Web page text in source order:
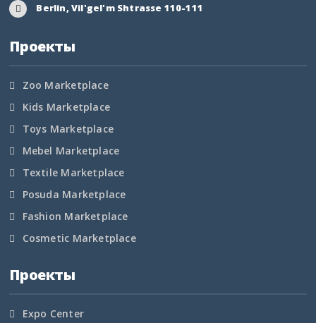
Berlin, Vil'gel'm Shtrasse 110-111
Проекты
Zoo Marketplace
Kids Marketplace
Toys Marketplace
Mebel Marketplace
Textile Marketplace
Posuda Marketplace
Fashion Marketplace
Cosmetic Marketplace
Проекты
Expo Center